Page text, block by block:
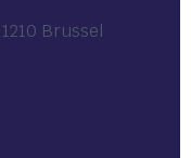
Brussel